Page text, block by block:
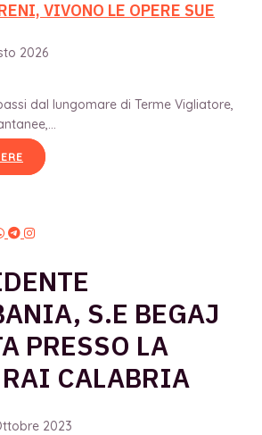
VIVONO LE OPERE SUE
2026
dal lungomare di Terme Vigliatore,
S.E BEGAJ
PRESSO LA
CALABRIA
2023